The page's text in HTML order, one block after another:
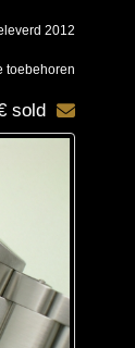
2012
toebehoren
sold